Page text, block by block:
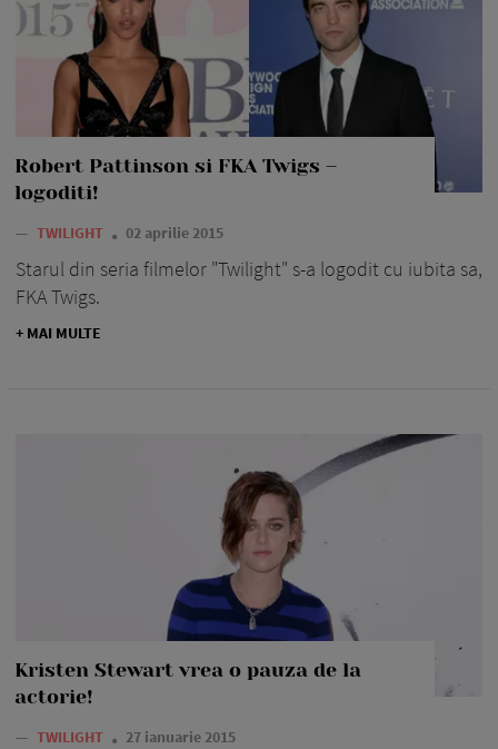
Robert Pattinson si FKA Twigs –
logoditi!
— TWILIGHT 02 aprilie 2015
Starul din seria filmelor "Twilight" s-a logodit cu iubita sa,
FKA Twigs.
+ MAI MULTE
Kristen Stewart vrea o pauza de la
actorie!
— TWILIGHT 27 ianuarie 2015